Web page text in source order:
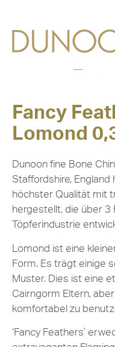
Fancy
Lomond
Dunoon fine Bone
Staffordshire,
höchster Qualität mit
hergestellt, die über 3
Töpferindustrie
Lomond ist eine
Form. Es trägt einige
Muster. Dies ist eine
Cairngorm Eltern,
komfortabel zu
‘Fancy Feathers’